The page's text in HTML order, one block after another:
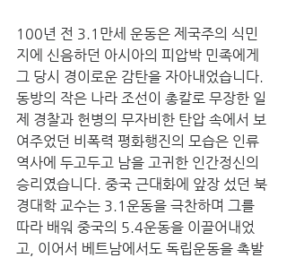
100년 전 3.1만세 운동은 제국주의 식민
지에 신음하던 아시아의 피압박 민족에게
그 당시 경이로운 감탄을 자아내었습니다.
동방의 작은 나라 조선이 총칼로 무장한 일
제 경찰과 헌병의 무자비한 탄압 속에서 보
여주었던 비폭력 평화행진의 모습은 인류
역사에 두고두고 남을 고귀한 인간정신의
승리였습니다. 중국 근대화에 앞장 섰던 북
경대학 교수는 3.1운동을 극찬하며 그를
따라 배워 중국의 5.4운동을 이끌어내었
고, 이어서 베트남에서도 독립운동을 촉발